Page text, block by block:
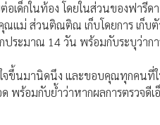
ต่อเด็กในท้อง โดยในส่วนของฟารี
ณแม่ ส่วนติณติณ เก็บโดยการ เก็บ
ประมาณ 14 วัน พร้อมกับระบุว่า
ขึ้นมานิดนึง และขอบคุณทุกคนที่
พร้อมกับย้ำว่าหากผลการตรวจ